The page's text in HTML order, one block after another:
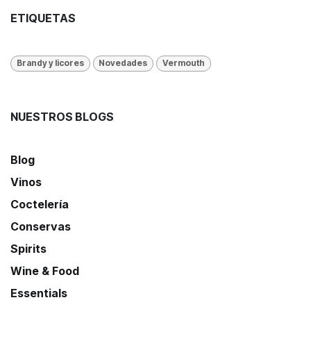
ETIQUETAS
Brandy y licores Novedades Vermouth
NUESTROS BLOGS
Blog
Vinos
Coctelería
Conservas
Spirits
Wine & Food
Essentials